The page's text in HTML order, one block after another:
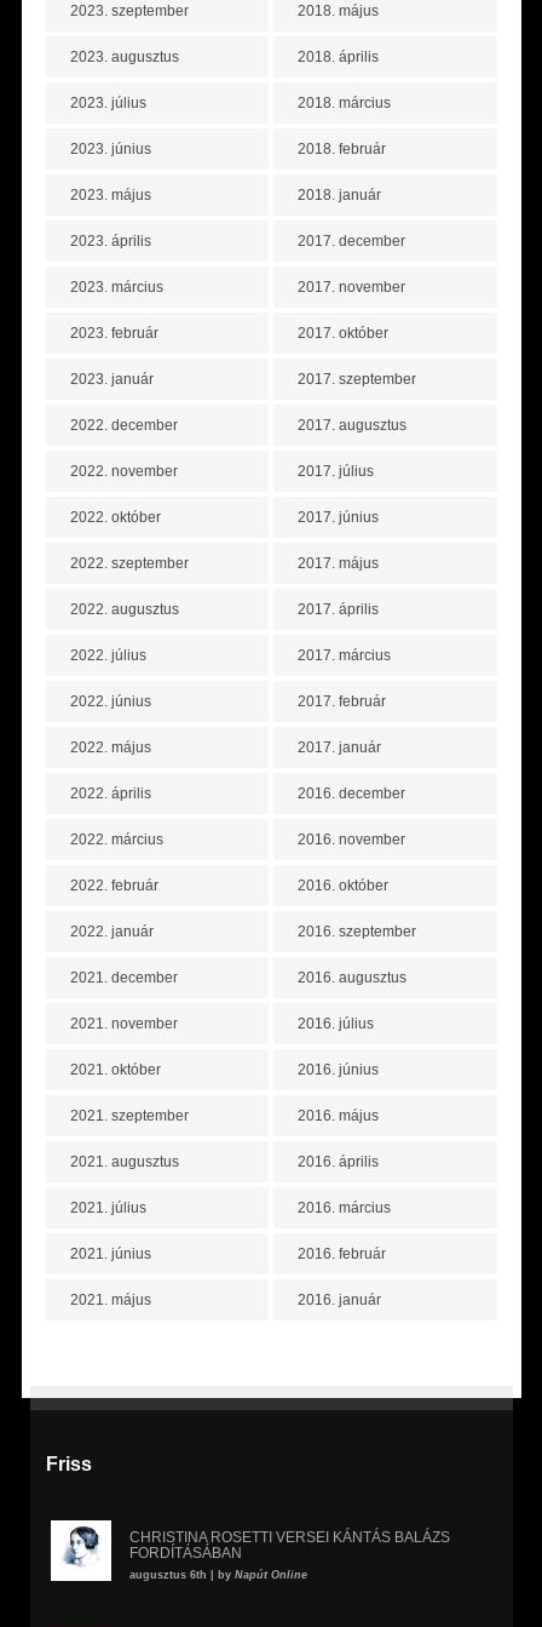
2023. szeptember
2023. augusztus
2023. július
2023. június
2023. május
2023. április
2023. március
2023. február
2023. január
2022. december
2022. november
2022. október
2022. szeptember
2022. augusztus
2022. július
2022. június
2022. május
2022. április
2022. március
2022. február
2022. január
2021. december
2021. november
2021. október
2021. szeptember
2021. augusztus
2021. július
2021. június
2021. május
2018. május
2018. április
2018. március
2018. február
2018. január
2017. december
2017. november
2017. október
2017. szeptember
2017. augusztus
2017. július
2017. június
2017. május
2017. április
2017. március
2017. február
2017. január
2016. december
2016. november
2016. október
2016. szeptember
2016. augusztus
2016. július
2016. június
2016. május
2016. április
2016. március
2016. február
2016. január
Friss
CHRISTINA ROSETTI VERSEI KÁNTÁS BALÁZS
FORDÍTÁSÁBAN
augusztus 6th | by Napút Online